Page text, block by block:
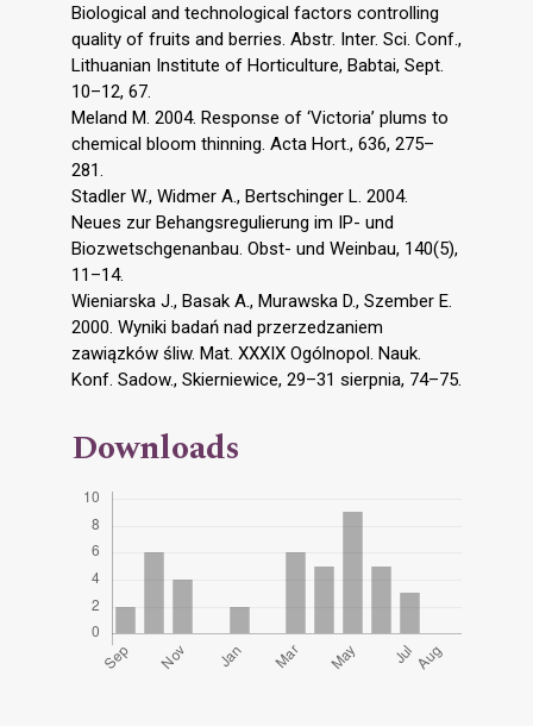
Biological and technological factors controlling
quality of fruits and berries. Abstr. Inter. Sci. Conf.,
Lithuanian Institute of Horticulture, Babtai, Sept.
10–12, 67.
Meland M. 2004. Response of ‘Victoria’ plums to
chemical bloom thinning. Acta Hort., 636, 275–
281.
Stadler W., Widmer A., Bertschinger L. 2004.
Neues zur Behangsregulierung im IP- und
Biozwetschgenanbau. Obst- und Weinbau, 140(5),
11–14.
Wieniarska J., Basak A., Murawska D., Szember E.
2000. Wyniki badań nad przerzedzaniem
zawiązków śliw. Mat. XXXIX Ogólnopol. Nauk.
Konf. Sadow., Skierniewice, 29–31 sierpnia, 74–75.
Downloads